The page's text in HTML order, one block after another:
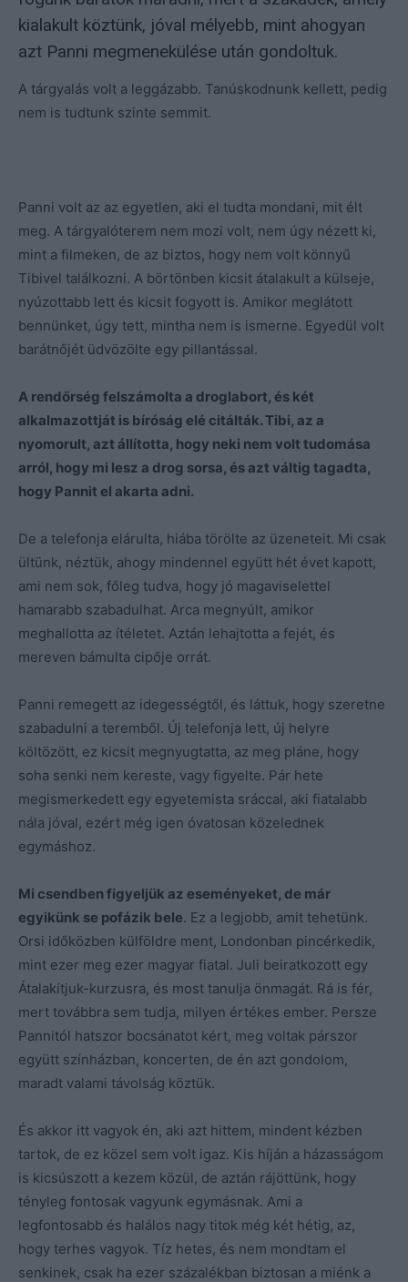
kialakult köztünk, jóval mélyebb, mint ahogyan
azt Panni megmenekülése után gondoltuk.
A tárgyalás volt a leggázabb. Tanúskodnunk kellett, pedig
nem is tudtunk szinte semmit.
Panni volt az az egyetlen, aki el tudta mondani, mit élt
meg. A tárgyalóterem nem mozi volt, nem úgy nézett ki,
mint a filmeken, de az biztos, hogy nem volt könnyű
Tibivel találkozni. A börtönben kicsit átalakult a külseje,
nyúzottabb lett és kicsit fogyott is. Amikor meglátott
bennünket, úgy tett, mintha nem is ismerne. Egyedül volt
barátnőjét üdvözölte egy pillantással.
A rendőrség felszámolta a droglabort, és két
alkalmazottját is bíróság elé citálták. Tibi, az a
nyomorult, azt állította, hogy neki nem volt tudomása
arról, hogy mi lesz a drog sorsa, és azt váltig tagadta,
hogy Pannit el akarta adni.
De a telefonja elárulta, hiába törölte az üzeneteit. Mi csak
ültünk, néztük, ahogy mindennel együtt hét évet kapott,
ami nem sok, főleg tudva, hogy jó magaviselettel
hamarabb szabadulhat. Arca megnyúlt, amikor
meghallotta az ítéletet. Aztán lehajtotta a fejét, és
mereven bámulta cipője orrát.
Panni remegett az idegességtől, és láttuk, hogy szeretne
szabadulni a teremből. Új telefonja lett, új helyre
költözött, ez kicsit megnyugtatta, az meg pláne, hogy
soha senki nem kereste, vagy figyelte. Pár hete
megismerkedett egy egyetemista sráccal, aki fiatalabb
nála jóval, ezért még igen óvatosan közelednek
egymáshoz.
Mi csendben figyeljük az eseményeket, de már
egyikünk se pofázik bele. Ez a legjobb, amit tehetünk.
Orsi időközben külföldre ment, Londonban pincérkedik,
mint ezer meg ezer magyar fiatal. Juli beiratkozott egy
Átalakítjuk-kurzusra, és most tanulja önmagát. Rá is fér,
mert továbbra sem tudja, milyen értékes ember. Persze
Pannitól hatszor bocsánatot kért, meg voltak párszor
együtt színházban, koncerten, de én azt gondolom,
maradt valami távolság köztük.
És akkor itt vagyok én, aki azt hittem, mindent kézben
tartok, de ez közel sem volt igaz. Kis híján a házasságom
is kicsúszott a kezem közül, de aztán rájöttünk, hogy
tényleg fontosak vagyunk egymásnak. Ami a
legfontosabb és halálos nagy titok még két hétig, az,
hogy terhes vagyok. Tíz hetes, és nem mondtam el
senkinek, csak ha ezer százalékban biztosan a miénk a